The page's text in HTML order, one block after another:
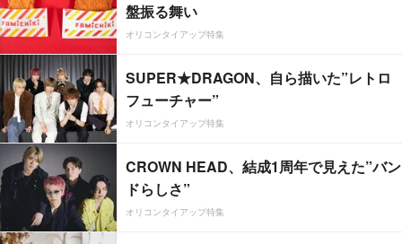
盤振る舞い
オリコンタイアップ特集
SUPER★DRAGON、自ら描いた”レトロ
フューチャー”
オリコンタイアップ特集
CROWN HEAD、結成1周年で見えた”バン
ドらしさ”
オリコンタイアップ特集